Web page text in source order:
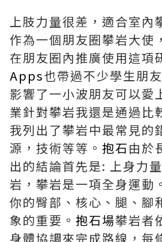
上肢力量很差，適合室內
作為一個朋友圈攀岩大使
在朋友圈內推廣使用這項
Apps也帶過不少學生朋
影響了一小波朋友可以愛
業針對攀岩我還是通過比
我列出了攀岩中最常見的
源，技術等等。 抱石由於
出的結論首先是: 上身力
岩，攀岩是一項全身運動。
你的臀部、核心、腿、腳
象的重要。 抱石場攀岩者
身體協調來完成路線，每